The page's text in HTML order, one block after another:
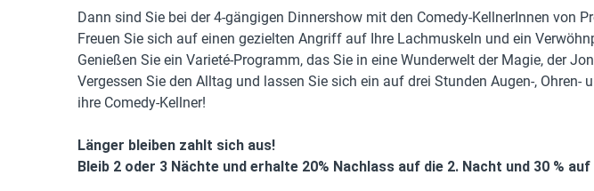
Dann sind Sie bei der 4-gängigen Dinnershow mit den Comedy-KellnerInnen von
Freuen Sie sich auf einen gezielten Angriff auf Ihre Lachmuskeln und ein
Genießen Sie ein Varieté-Programm, das Sie in eine Wunderwelt der Magie, der
Vergessen Sie den Alltag und lassen Sie sich ein auf drei Stunden Augen-,
ihre Comedy-Kellner!
Länger bleiben zahlt sich aus!
Bleib 2 oder 3 Nächte und erhalte 20% Nachlass auf die 2. Nacht und 30 %